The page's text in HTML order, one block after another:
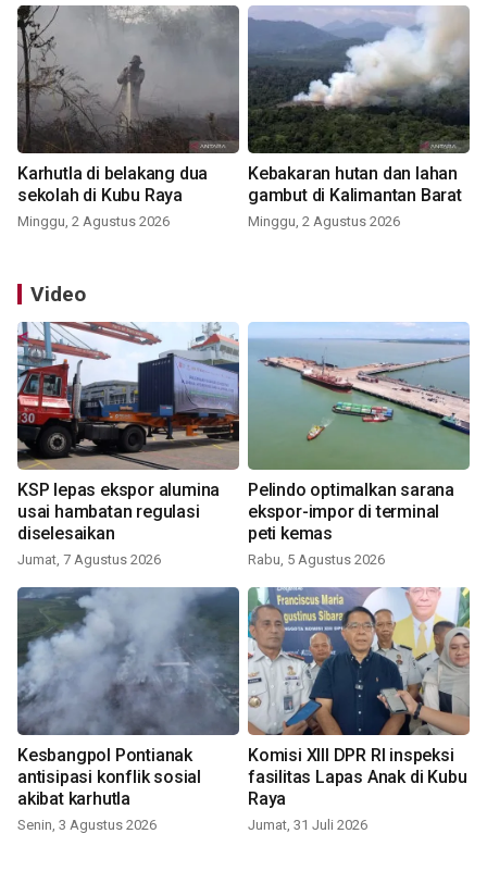
Karhutla di belakang dua
sekolah di Kubu Raya
Minggu, 2 Agustus 2026
Kebakaran hutan dan lahan
gambut di Kalimantan Barat
Minggu, 2 Agustus 2026
Video
KSP lepas ekspor alumina
usai hambatan regulasi
diselesaikan
Jumat, 7 Agustus 2026
Pelindo optimalkan sarana
ekspor-impor di terminal
peti kemas
Rabu, 5 Agustus 2026
Kesbangpol Pontianak
antisipasi konflik sosial
akibat karhutla
Senin, 3 Agustus 2026
Komisi XIII DPR RI inspeksi
fasilitas Lapas Anak di Kubu
Raya
Jumat, 31 Juli 2026